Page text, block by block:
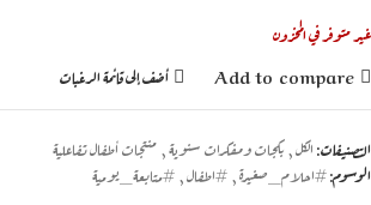
غير متوفر في المخزون
Add to compare
أضف إلى قائمة الرغبات
التصنيفات: الكل بكجات ومفكرات سنوية منتجات أطفال تفاعلية
الوسوم:#احلام_صغيرة #اطفال #متابعة_يومية